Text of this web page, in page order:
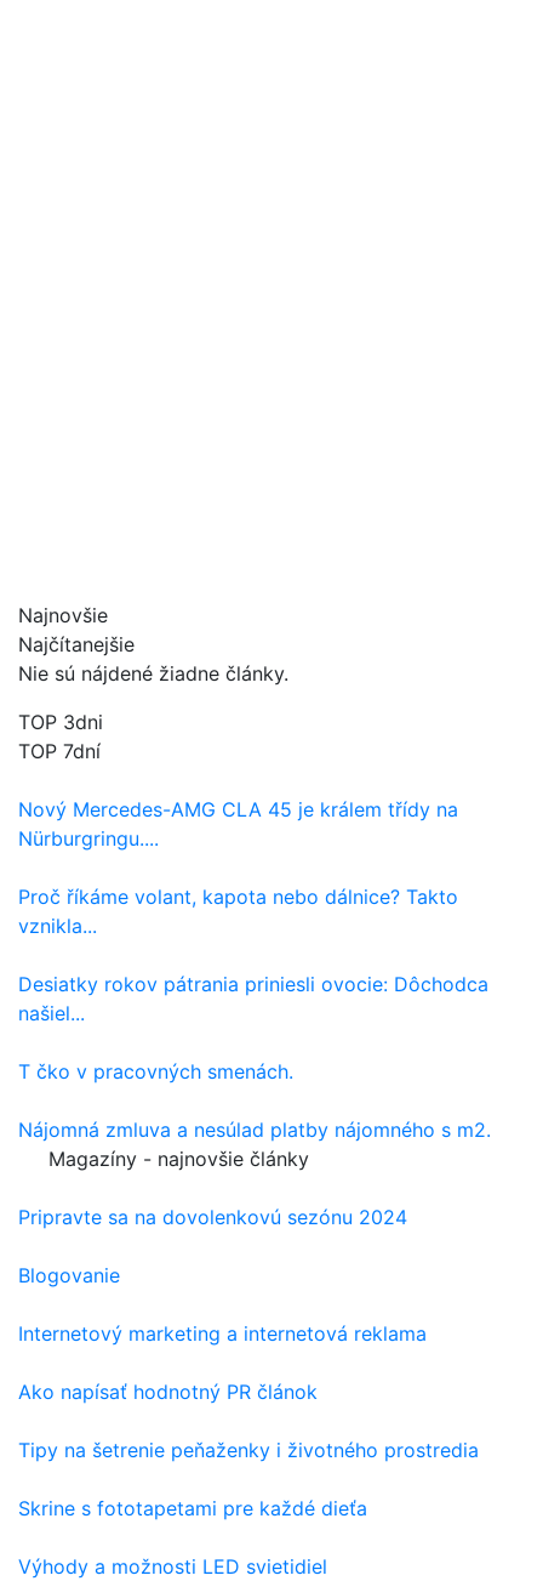
Najnovšie
Najčítanejšie
Nie sú nájdené žiadne články.
TOP 3dni
TOP 7dní
Nový Mercedes-AMG CLA 45 je králem třídy na
Nürburgringu....
Proč říkáme volant, kapota nebo dálnice? Takto
vznikla...
Desiatky rokov pátrania priniesli ovocie: Dôchodca
našiel...
T čko v pracovných smenách.
Nájomná zmluva a nesúlad platby nájomného s m2.
Magazíny - najnovšie články
Pripravte sa na dovolenkovú sezónu 2024
Blogovanie
Internetový marketing a internetová reklama
Ako napísať hodnotný PR článok
Tipy na šetrenie peňaženky i životného prostredia
Skrine s fototapetami pre každé dieťa
Výhody a možnosti LED svietidiel